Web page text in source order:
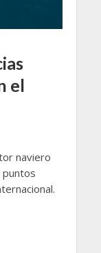
el
naviero
puntos